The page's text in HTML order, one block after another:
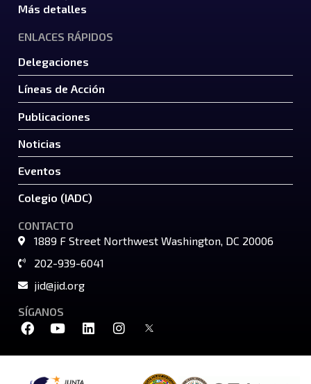
Más detalles
ENLACES RÁPIDOS
Delegaciones
Líneas de Acción
Publicaciones
Noticias
Eventos
Colegio (IADC)
CONTACTO
1889 F Street Northwest Washington, DC 20006
202-939-6041
jid@jid.org
SÍGANOS